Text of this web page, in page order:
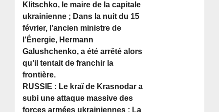
Klitschko, le maire de la capitale
ukrainienne ; Dans la nuit du 15
février, l’ancien ministre de
l’Énergie, Hermann
Galushchenko, a été arrêté alors
qu’il tentait de franchir la
frontière.
RUSSIE : Le kraï de Krasnodar a
subi une attaque massive des
forces armées ukrainiennes ; La